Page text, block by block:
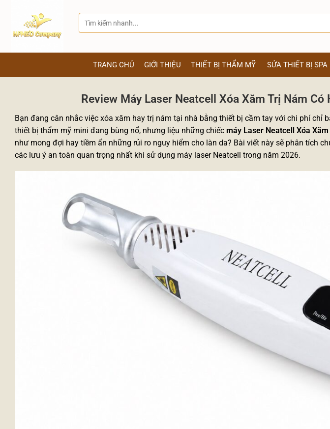
kiếm:
TRANG CHỦ GIỚI THIỆU THIẾT BỊ THẨM MỸ SỬA THIẾT BỊ SPA
Review Máy Laser Neatcell Xóa Xăm Trị Nám Có
Bạn đang cân nhắc việc xóa xăm hay trị nám tại nhà bằng thiết bị cầm tay với chi phí chỉ
thiết bị thẩm mỹ mini đang bùng nổ, nhưng liệu những chiếc máy Laser Neatcell Xóa
như mong đợi hay tiềm ẩn những rủi ro nguy hiểm cho làn da? Bài viết này sẽ phân tích
các lưu ý an toàn quan trọng nhất khi sử dụng máy laser Neatcell trong năm 2026.